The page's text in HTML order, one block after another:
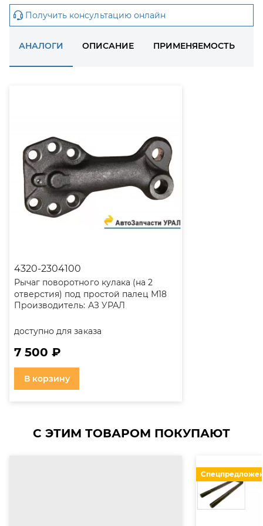
Получить консультацию онлайн
АНАЛОГИ ОПИСАНИЕ ПРИМЕНЯЕМОСТЬ
4320-2304100
Рычаг поворотного кулака (на 2
отверстия) под простой палец М18
Производитель: АЗ УРАЛ
доступно для заказа
7 500 ₽
В корзину
С ЭТИМ ТОВАРОМ ПОКУПАЮТ